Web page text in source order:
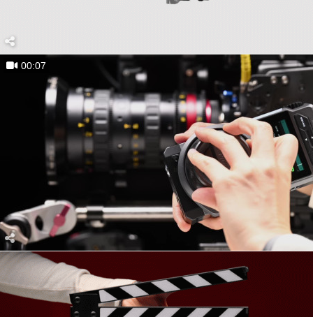
00:07